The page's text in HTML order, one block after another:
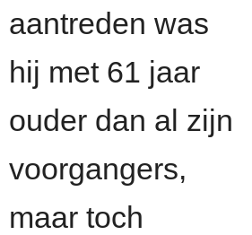
aantreden was
hij met 61 jaar
ouder dan al zijn
voorgangers,
maar toch